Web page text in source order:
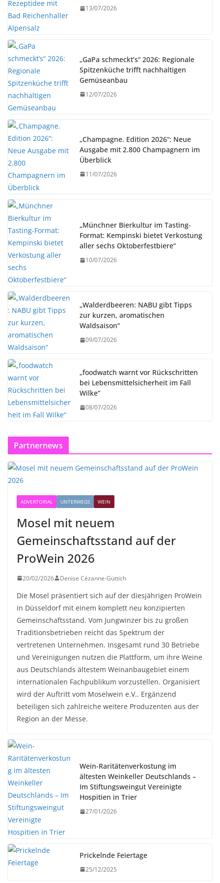
13/07/2026
„GaPa schmeckt’s“ 2026: Regionale
Spitzenküche trifft nachhaltigen
Gemüseanbau
12/07/2026
„Champagne. Edition 2026“: Neue
Ausgabe mit 2.800 Champagnern im
Überblick
11/07/2026
„Münchner Bierkultur im Tasting-
Format: Kempinski bietet Verkostung
aller sechs Oktoberfestbiere“
10/07/2026
„Walderdbeeren: NABU gibt Tipps
zur kurzen, aromatischen
Waldsaison“
09/07/2026
„foodwatch warnt vor Rückschritten
bei Lebensmittelsicherheit im Fall
Wilke“
08/07/2026
Partnernews
ADVERTORIAL UNTERWEGS WEIN
Mosel mit neuem
Gemeinschaftsstand auf der
ProWein 2026
20/02/2026 Denise Cézanne-Güttich
Die Mosel präsentiert sich auf der diesjährigen ProWein
in Düsseldorf mit einem komplett neu konzipierten
Gemeinschaftsstand. Vom Jungwinzer bis zu großen
Traditionsbetrieben reicht das Spektrum der
vertretenen Unternehmen. Insgesamt rund 30 Betriebe
und Vereinigungen nutzen die Plattform, um ihre Weine
aus Deutschlands ältestem Weinanbaugebiet einem
internationalen Fachpublikum vorzustellen. Organisiert
wird der Auftritt vom Moselwein e.V.. Ergänzend
beteiligen sich zahlreiche weitere Produzenten aus der
Region an der Messe.
Wein-Raritätenverkostung im
ältesten Weinkeller Deutschlands –
Im Stiftungsweingut Vereinigte
Hospitien in Trier
27/01/2026
Prickelnde Feiertage
25/12/2025